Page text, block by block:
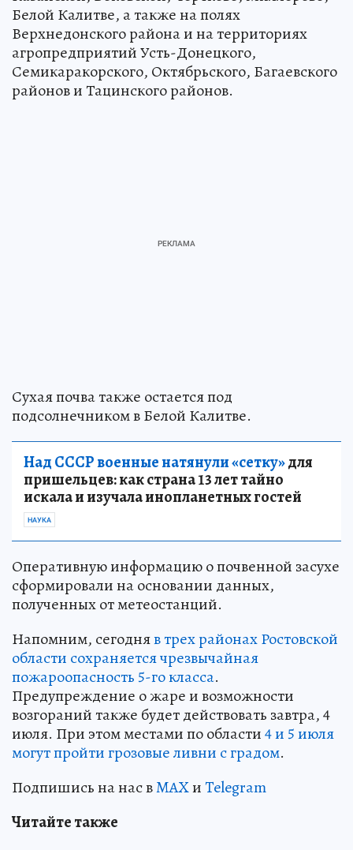
Белой Калитве, а также на полях
Верхнедонского района и на территориях
агропредприятий Усть-Донецкого,
Семикаракорского, Октябрьского, Багаевского
районов и Тацинского районов.
Сухая почва также остается под
подсолнечником в Белой Калитве.
Над СССР военные натянули «сетку»для
пришельцев: как страна 13 лет тайно
искала и изучала инопланетных гостей
НАУКА
Оперативную информацию о почвенной засухе
сформировали на основании данных,
полученных от метеостанций.
Напомним, сегодняв трех районах Ростовской
области сохраняется чрезвычайная
пожароопасность 5-го класса.
Предупреждение о жаре и возможности
возгораний также будет действовать завтра, 4
июля. При этом местами по области4 и 5 июля
могут пройти грозовые ливни с градом.
Подпишись на нас вMAXиTelegram
Читайте также